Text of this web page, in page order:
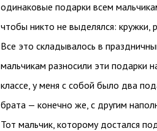
одинаковые подарки всем
чтобы никто не выделялся: кружки,
Все это складывалось в
мальчикам разносили эти подарки
классе, у меня с собой было два
брата — конечно же, с другим
Тот мальчик, которому достался